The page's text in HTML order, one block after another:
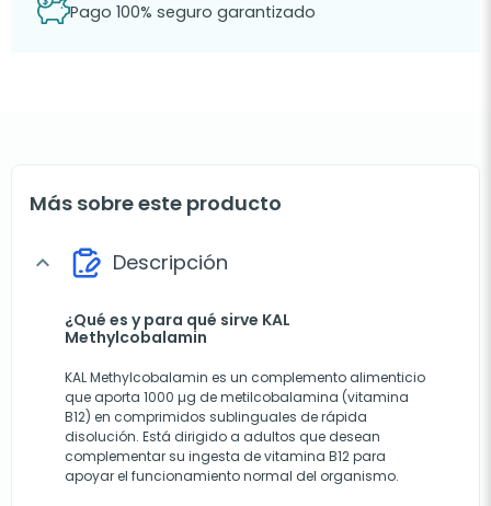
Pago 100% seguro garantizado
Más sobre este producto
expand_more Descripción
¿Qué es y para qué sirve KAL
Methylcobalamin
KAL Methylcobalamin es un complemento alimenticio
que aporta 1000 µg de metilcobalamina (vitamina
B12) en comprimidos sublinguales de rápida
disolución. Está dirigido a adultos que desean
complementar su ingesta de vitamina B12 para
apoyar el funcionamiento normal del organismo.